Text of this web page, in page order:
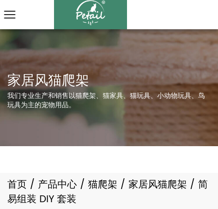
我们专业生产和销售以猫爬架、猫家具、猫玩具、小动物玩具、鸟
玩具为主的宠物用品。
首页 / 产品中心 / 猫爬架 / 家居风猫爬架 / 简
易组装 DIY 套装